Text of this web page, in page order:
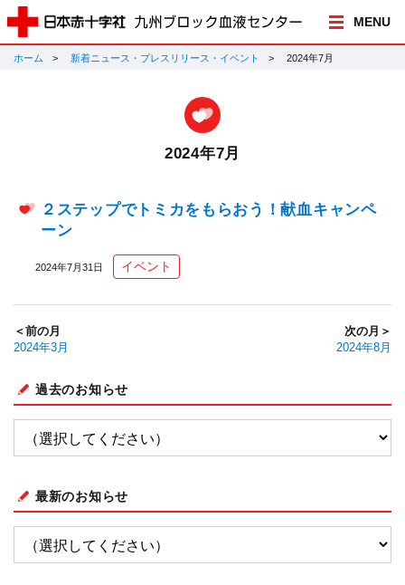
MENU
ホーム 新着ニュース・プレスリリース・イベント 2024年7月
2024年7月
２ステップでトミカをもらおう！献血キャンペ
ーン
2024年7月31日 イベント
＜前の月
2024年3月
次の月＞
2024年8月
過去のお知らせ
最新のお知らせ